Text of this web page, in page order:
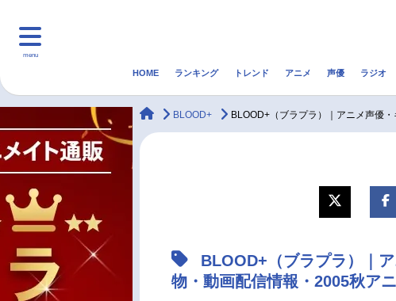
menu
マンガ・ラノベ
声優記事一覧
HOME ランキング トレンド アニメ 声優 ラジオ
animateTimes
BLOOD+ BLOOD+（ブラプラ）｜アニメ声優
BLOOD+（ブラプラ）｜
物・動画配信情報・2005秋ア